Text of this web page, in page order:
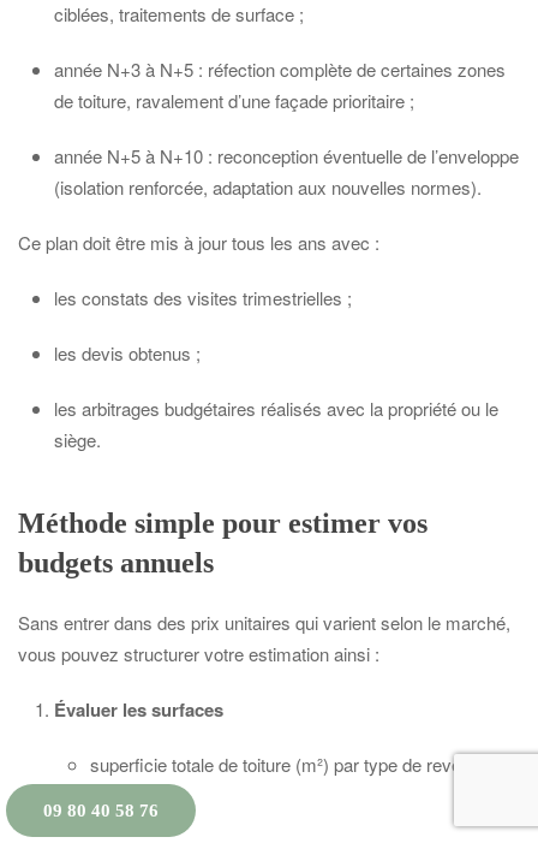
ciblées, traitements de surface ;
année N+3 à N+5 : réfection complète de certaines zones
de toiture, ravalement d’une façade prioritaire ;
année N+5 à N+10 : reconception éventuelle de l’enveloppe
(isolation renforcée, adaptation aux nouvelles normes).
Ce plan doit être mis à jour tous les ans avec :
les constats des visites trimestrielles ;
les devis obtenus ;
les arbitrages budgétaires réalisés avec la propriété ou le
siège.
Méthode simple pour estimer vos
budgets annuels
Sans entrer dans des prix unitaires qui varient selon le marché,
vous pouvez structurer votre estimation ainsi :
Évaluer les surfaces
superficie totale de toiture (m²) par type de revêtement
09 80 40 58 76